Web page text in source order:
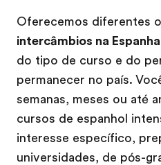
Oferecemos diferentes
intercâmbios na Espanha
do tipo de curso e do
permanecer no país.
semanas, meses ou até
cursos de espanhol
interesse específico,
universidades, de pós-